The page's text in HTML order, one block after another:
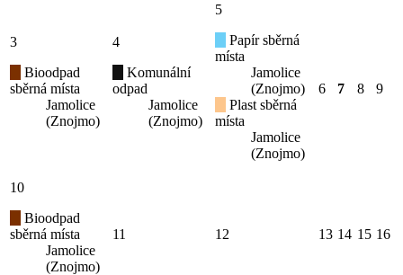
3
Bioodpad
sběrná místa
Jamolice
(Znojmo)
4
Komunální
odpad
Jamolice
(Znojmo)
5
Papír sběrná
místa
Jamolice
(Znojmo)
Plast sběrná
místa
Jamolice
(Znojmo)
6 7 8 9
10
Bioodpad
sběrná místa
Jamolice
(Znojmo)
11 12 13 14 15 16